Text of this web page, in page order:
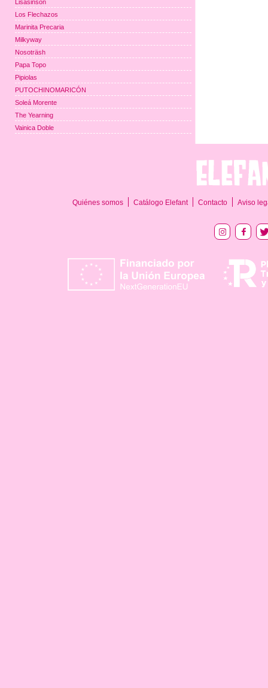
Lisasinson
Los Flechazos
Marinita Precaria
Milkyway
Nosoträsh
Papa Topo
Pipiolas
PUTOCHINOMARICÓN
Soleá Morente
The Yearning
Vainica Doble
Quiénes somos Catálogo Elefant Contacto Aviso